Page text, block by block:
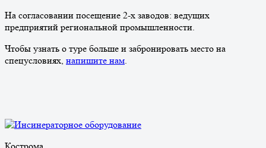
На согласовании посещение 2-х заводов: ведущих
предприятий региональной промышленности.
​​​​​​​Чтобы узнать о туре больше и забронировать место на
спецусловиях, напишите нам.